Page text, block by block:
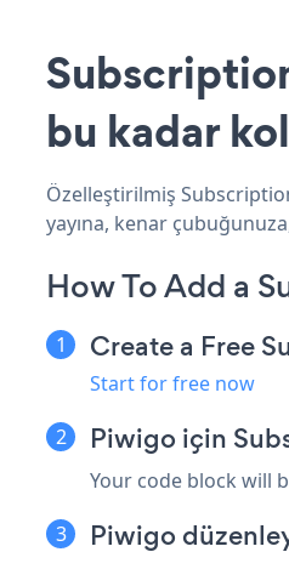
bu kadar
Özelleştirilmiş
yayına, kenar
How To Add a
Create a Free
Start for free now
Piwigo için
Your code block will
Piwigo